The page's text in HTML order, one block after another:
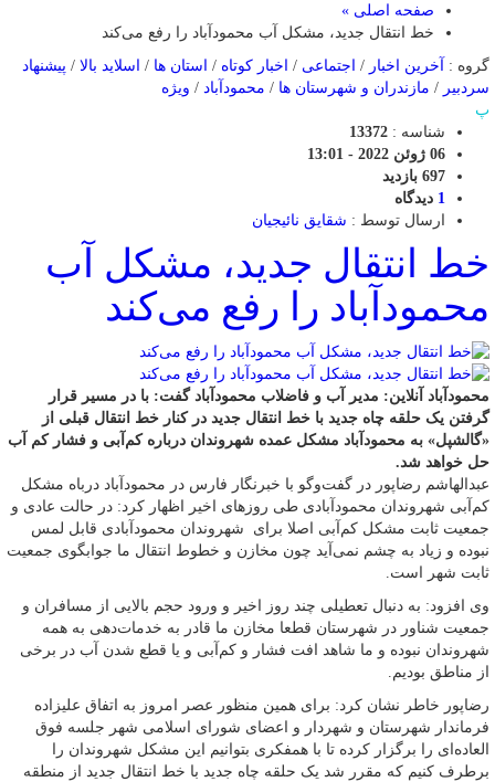
صفحه اصلی »
خط انتقال جدید، مشکل آب محمودآباد را رفع می‌کند
گروه :
آخرین اخبار / اجتماعی / اخبار کوتاه / استان ها / اسلاید بالا / پیشنهاد
سردبیر / مازندران و شهرستان ها / محمودآباد / ویژه
پ
شناسه : 13372
06 ژوئن 2022 - 13:01
697 بازدید
1 دیدگاه
ارسال توسط : شقایق نائیجیان
خط انتقال جدید، مشکل آب
محمودآباد را رفع می‌کند
محمودآباد آنلاین: مدیر آب و فاضلاب محمودآباد گفت: با در مسیر قرار
گرفتن یک حلقه چاه جدید با خط انتقال جدید در کنار خط انتقال قبلی از
«گالشپل» به محمودآباد مشکل عمده شهروندان درباره کم‌آبی و فشار کم‌ آب
حل خواهد شد.
عبدالهاشم رضاپور در گفت‌وگو با خبرنگار فارس در محمودآباد درباه مشکل
کم‌آبی شهروندان محمودآبادی طی روزهای اخیر اظهار کرد: در حالت عادی و
جمعیت ثابت مشکل کم‌آبی اصلا برای شهروندان محمودآبادی قابل لمس
نبوده و زیاد به چشم نمی‌آید چون مخازن و خطوط انتقال ما جوابگوی جمعیت
ثابت شهر است.
وی افزود: به دنبال تعطیلی چند روز اخیر و ورود حجم بالایی از مسافران و
جمعیت شناور در شهرستان قطعا مخازن ما قادر به خدمات‌دهی به همه
شهروندان نبوده و ما شاهد افت فشار و کم‌آبی و یا قطع شدن آب در برخی
از مناطق بودیم.
رضاپور خاطر نشان کرد: برای همین منظور عصر امروز به اتفاق علیزاده
فرماندار شهرستان و شهردار و اعضای شورای اسلامی شهر جلسه فوق
العاده‌ای را برگزار کرده تا با همفکری بتوانیم این مشکل شهروندان را
برطرف کنیم که مقرر شد یک حلقه چاه جدید با خط انتقال جدید از منطقه